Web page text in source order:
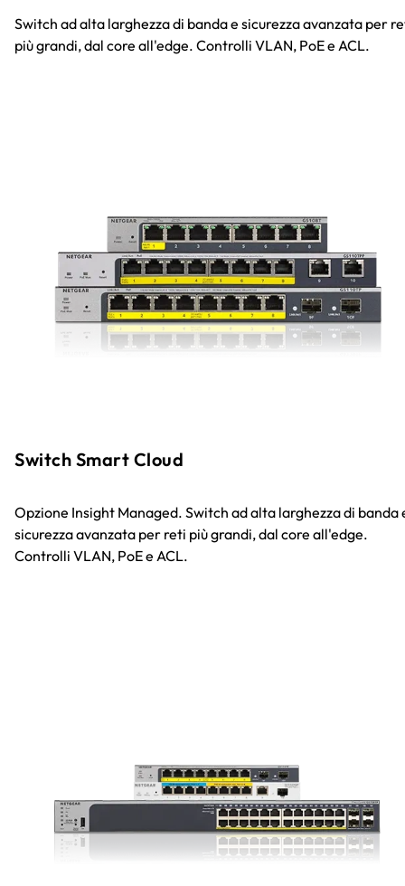
Switch ad alta larghezza di banda e sicurezza avanzata per
più grandi, dal core all'edge. Controlli VLAN, PoE e ACL.
Switch Smart Cloud
Opzione Insight Managed. Switch ad alta larghezza di banda
sicurezza avanzata per reti più grandi, dal core all'edge.
Controlli VLAN, PoE e ACL.